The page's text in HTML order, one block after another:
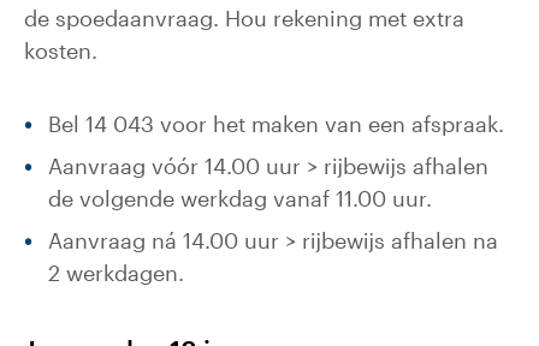
de spoedaanvraag. Hou rekening met extra
kosten.
Bel 14 043 voor het maken van een afspraak.
Aanvraag vóór 14.00 uur > rijbewijs afhalen
de volgende werkdag vanaf 11.00 uur.
Aanvraag ná 14.00 uur > rijbewijs afhalen na
2 werkdagen.